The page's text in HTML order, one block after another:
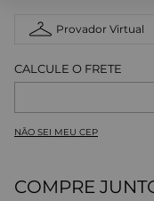
Provador Virtual
NÃO SEI MEU CEP
COMPRE